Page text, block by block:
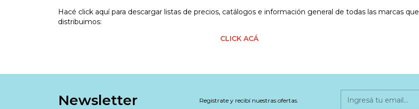
Hacé click aquí para descargar listas de precios, catálogos e información general de todas las marcas que
distribuimos:
CLICK ACÁ
Newsletter Registrate y recibí nuestras ofertas.